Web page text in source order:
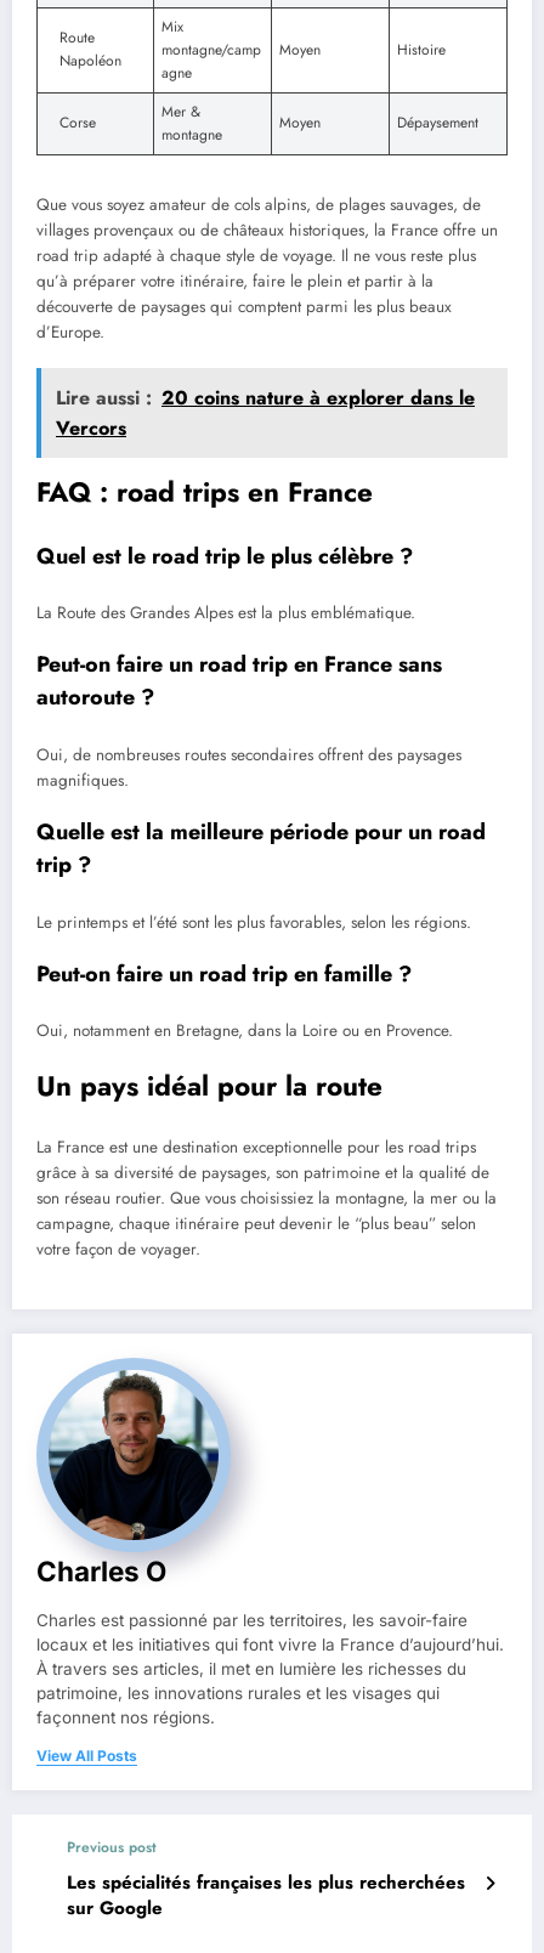
Route
Napoléon
Mix
montagne/camp
agne
Moyen Histoire
Corse
Mer &
montagne
Moyen Dépaysement
Que vous soyez amateur de cols alpins, de plages sauvages, de
villages provençaux ou de châteaux historiques, la France offre un
road trip adapté à chaque style de voyage. Il ne vous reste plus
qu’à préparer votre itinéraire, faire le plein et partir à la
découverte de paysages qui comptent parmi les plus beaux
d’Europe.
Lire aussi : 20 coins nature à explorer dans le
Vercors
FAQ : road trips en France
Quel est le road trip le plus célèbre ?
La Route des Grandes Alpes est la plus emblématique.
Peut-on faire un road trip en France sans
autoroute ?
Oui, de nombreuses routes secondaires offrent des paysages
magnifiques.
Quelle est la meilleure période pour un road
trip ?
Le printemps et l’été sont les plus favorables, selon les régions.
Peut-on faire un road trip en famille ?
Oui, notamment en Bretagne, dans la Loire ou en Provence.
Un pays idéal pour la route
La France est une destination exceptionnelle pour les road trips
grâce à sa diversité de paysages, son patrimoine et la qualité de
son réseau routier. Que vous choisissiez la montagne, la mer ou la
campagne, chaque itinéraire peut devenir le “plus beau” selon
votre façon de voyager.
Charles O
Charles est passionné par les territoires, les savoir-faire
locaux et les initiatives qui font vivre la France d’aujourd’hui.
À travers ses articles, il met en lumière les richesses du
patrimoine, les innovations rurales et les visages qui
façonnent nos régions.
View All Posts
Previous post
Les spécialités françaises les plus recherchées
sur Google